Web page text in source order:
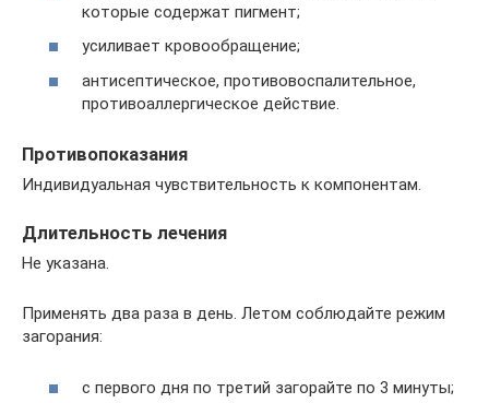
которые содержат пигмент;
усиливает кровообращение;
антисептическое, противовоспалительное,
противоаллергическое действие.
Противопоказания
Индивидуальная чувствительность к компонентам.
Длительность лечения
Не указана.
Применять два раза в день. Летом соблюдайте режим
загорания:
с первого дня по третий загорайте по 3 минуты;